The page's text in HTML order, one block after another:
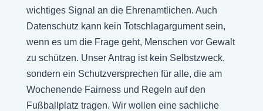
wichtiges Signal an die Ehrenamtlichen. Auch
Datenschutz kann kein Totschlagargument sein,
wenn es um die Frage geht, Menschen vor Gewalt
zu schützen. Unser Antrag ist kein Selbstzweck,
sondern ein Schutzversprechen für alle, die am
Wochenende Fairness und Regeln auf den
Fußballplatz tragen. Wir wollen eine sachliche